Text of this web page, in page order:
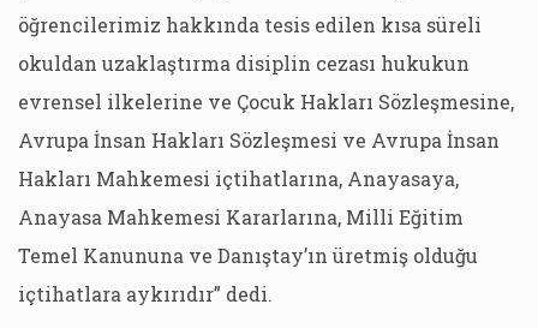
öğrencilerimiz hakkında tesis edilen kısa süreli
okuldan uzaklaştırma disiplin cezası hukukun
evrensel ilkelerine ve Çocuk Hakları Sözleşmesine,
Avrupa İnsan Hakları Sözleşmesi ve Avrupa İnsan
Hakları Mahkemesi içtihatlarına, Anayasaya,
Anayasa Mahkemesi Kararlarına, Milli Eğitim
Temel Kanununa ve Danıştay’ın üretmiş olduğu
içtihatlara aykırıdır” dedi.